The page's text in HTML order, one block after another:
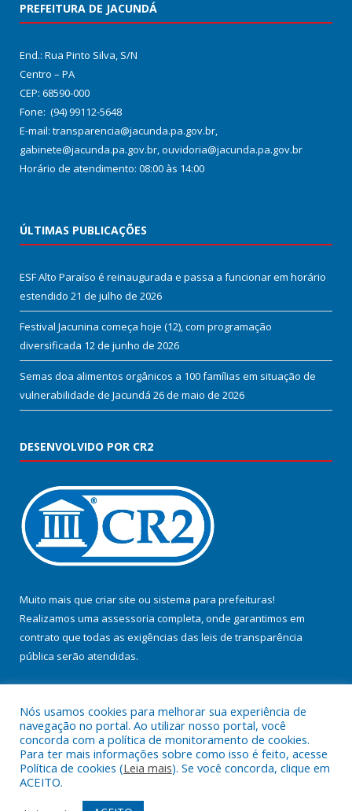
PREFEITURA DE JACUNDÁ
End.: Rua Pinto Silva, S/N
Centro – PA
CEP: 68590-000
Fone: (94) 99112-5648
E-mail: transparencia@jacunda.pa.gov.br,
gabinete@jacunda.pa.gov.br, ouvidoria@jacunda.pa.gov.br
Horário de atendimento: 08:00 às 14:00
ÚLTIMAS PUBLICAÇÕES
ESF Alto Paraíso é reinaugurada e passa a funcionar em horário
estendido 21 de julho de 2026
Festival Jacunina começa hoje (12), com programação
diversificada 12 de junho de 2026
Semas doa alimentos orgânicos a 100 famílias em situação de
vulnerabilidade de Jacundá 26 de maio de 2026
DESENVOLVIDO POR CR2
Muito mais que criar site ou sistema para prefeituras!
Realizamos uma assessoria completa, onde garantimos em
contrato que todas as exigências das leis de transparência
pública serão atendidas.
Todos os direitos reservados a Prefeitura Municipal de Jacundá.
Nós usamos cookies para melhorar sua experiência de
navegação no portal. Ao utilizar nosso portal, você
concorda com a política de monitoramento de cookies.
Para ter mais informações sobre como isso é feito, acesse
Política de cookies (Leia mais). Se você concorda, clique em
ACEITO.